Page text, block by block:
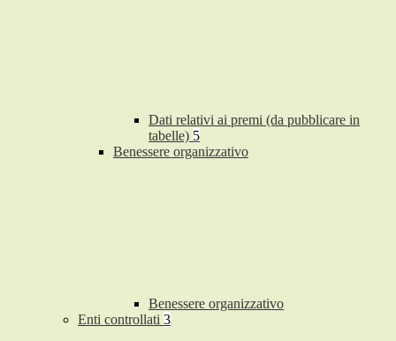
Dati relativi ai premi (da pubblicare in
tabelle) 5
Benessere organizzativo
Benessere organizzativo
Enti controllati 3